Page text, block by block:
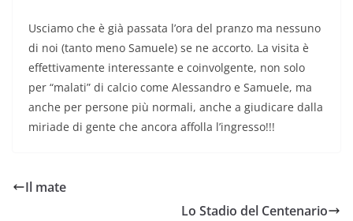
Usciamo che è già passata l’ora del pranzo ma nessuno
di noi (tanto meno Samuele) se ne accorto. La visita è
effettivamente interessante e coinvolgente, non solo
per “malati” di calcio come Alessandro e Samuele, ma
anche per persone più normali, anche a giudicare dalla
miriade di gente che ancora affolla l’ingresso!!!
Il mate
Lo Stadio del Centenario